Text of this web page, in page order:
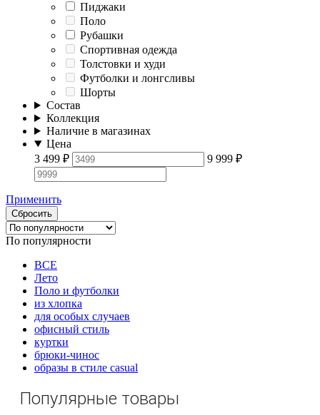
Пиджаки
Поло
Рубашки
Спортивная одежда
Толстовки и худи
Футболки и лонгсливы
Шорты
Состав
Коллекция
Наличие в магазинах
Цена
3 499 ₽ 9 999 ₽
Применить
Сбросить
По популярности
ВСЕ
Лето
Поло и футболки
из хлопка
для особых случаев
офисный стиль
куртки
брюки-чинос
образы в стиле casual